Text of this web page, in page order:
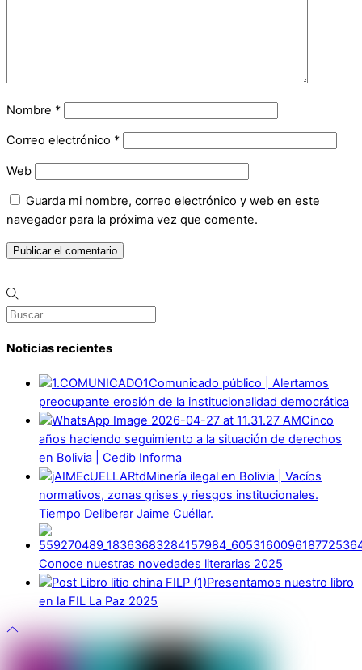
Nombre *
Correo electrónico *
Web
Guarda mi nombre, correo electrónico y web en este
navegador para la próxima vez que comente.
Noticias recientes
Comunicado público | Alertamos
preocupante erosión de la institucionalidad democrática
Cinco
años haciendo seguimiento a la situación de derechos
en Bolivia | Cedib Informa
Minería ilegal en Bolivia | Vacíos
normativos, zonas grises y riesgos institucionales.
Tiempo Deliberar Jaime Cuéllar.
Conoce nuestras novedades literarias 2025
Presentamos nuestro libro
en la FIL La Paz 2025